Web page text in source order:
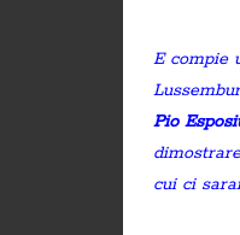
E compie
Pio
cui ci